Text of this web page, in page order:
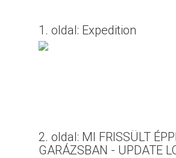
1. oldal: Expedition
2. oldal: MI FRISSÜLT
GARÁZSBAN - UPDATE